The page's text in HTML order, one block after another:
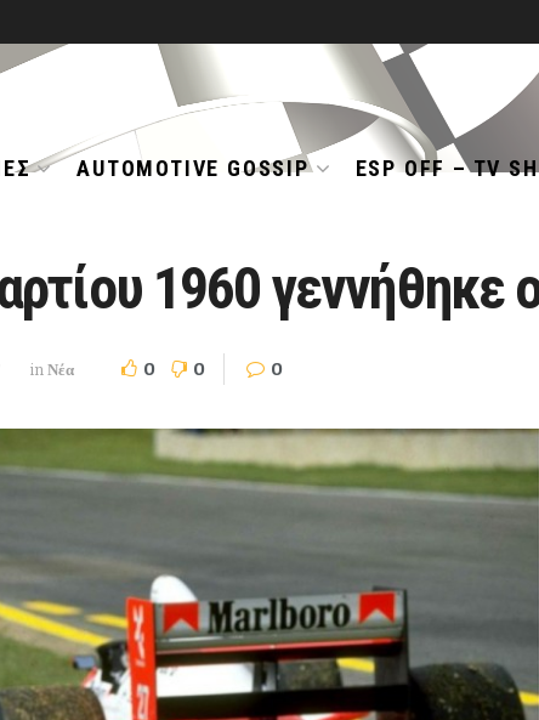
AUTOMOTIVE GOSSIP ESP OFF – TV
1960 γεννήθηκε
in Νέα 0 0 0